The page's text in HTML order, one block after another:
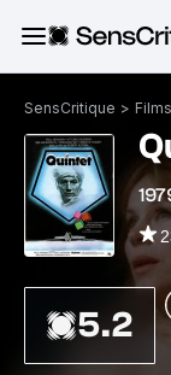
SensCritique > Films
5.2